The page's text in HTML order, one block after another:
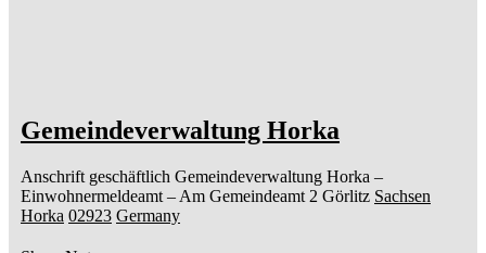
Gemeindeverwaltung Horka
Anschrift geschäftlich Gemeindeverwaltung Horka –
Einwohnermeldeamt – Am Gemeindeamt 2 Görlitz Sachsen
Horka 02923 Germany